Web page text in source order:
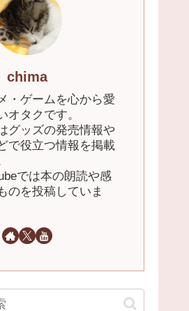
chima
・ゲームを心から愛
オタクです。
グッズの発売情報や
で役立つ情報を掲載
では本の朗読や感
のを投稿していま